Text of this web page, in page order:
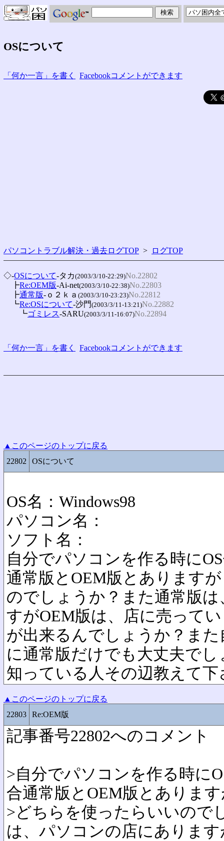
OSについて
「何か一言」を書く Facebookコメントができます
パソコントラブル解決・過去ログTOP > ログTOP
◇-OSについて-タカ(2003/3/10-22:29)No.22802
┣Re:OEM版-Ai-net(2003/3/10-22:38)No.22803
┣通常版-ｏ２ｋａ (2003/3/10-23:23)No.22812
┗Re:OSについて-沙門(2003/3/11-13:21)No.22882
┗ゴミレス-SARU(2003/3/11-16:07)No.22894
「何か一言」を書く Facebookコメントができます
▲このページのトップに戻る
22802
OSについて
OS名：Windows98
パソコン名：
ソフト名：
自分でパソコンを作る時に
通常版とOEM版とあります
のでしょうか？また通常版
すがOEM版は、店に売って
が出来るんでしょうか？ま
に通常版だけでも大丈夫でし
知っている人その辺教えて下
▲このページのトップに戻る
22803
Re:OEM版
記事番号22802へのコメント
>自分でパソコンを作る時に
合通常版とOEM版とありま
>どちらを使ったらいいので
は、パソコンの店にあります